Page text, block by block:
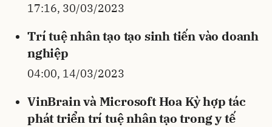
17:16, 30/03/2023
Trí tuệ nhân tạo tạo sinh tiến vào doanh
nghiệp
04:00, 14/03/2023
VinBrain và Microsoft Hoa Kỳ hợp tác
phát triển trí tuệ nhân tạo trong y tế